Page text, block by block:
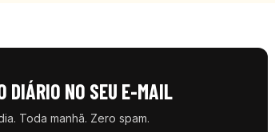
DIÁRIO NO SEU E-MAIL
Toda manhã. Zero spam.